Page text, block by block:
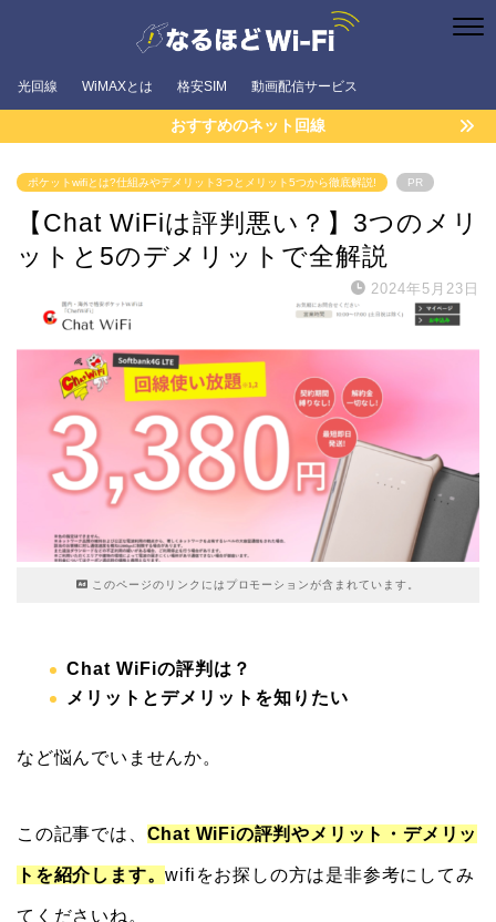
光回線 WiMAXとは 格安SIM 動画配信サービス
おすすめのネット回線
ポケットwifiとは?仕組みやデメリット3つとメリット5つから徹底解説! PR
【Chat WiFiは評判悪い？】3つのメリ
ットと5のデメリットで全解説
2024年5月23日
このページのリンクにはプロモーションが含まれています。
Chat WiFiの評判は？
メリットとデメリットを知りたい
など悩んでいませんか。
この記事では、 Chat WiFiの評判やメリット・デメリッ
トを紹介します。wifiをお探しの方は是非参考にしてみ
てくださいね。